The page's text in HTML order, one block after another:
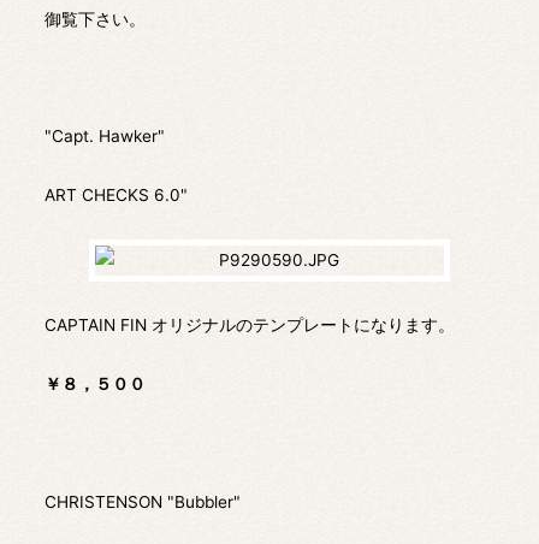
御覧下さい。
"Capt. Hawker"
ART CHECKS 6.0"
CAPTAIN FIN オリジナルのテンプレートになります。
￥８，５００
CHRISTENSON "Bubbler"